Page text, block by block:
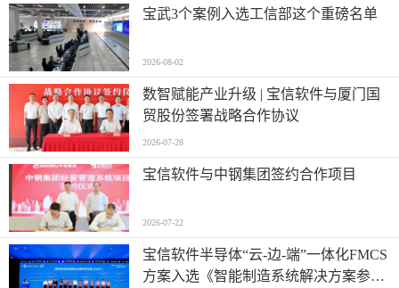
宝武3个案例入选工信部这个重磅名单
2026-08-02
数智赋能产业升级 | 宝信软件与厦门国
贸股份签署战略合作协议
2026-07-28
宝信软件与中钢集团签约合作项目
2026-07-22
宝信软件半导体“云-边-端”一体化FMCS
方案入选《智能制造系统解决方案参考